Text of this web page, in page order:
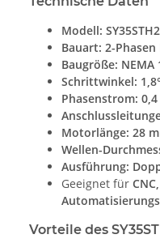
Modell:
Bauart: 2-
Baugröße: NEMA
Schrittwinkel:
Phasenstrom: 0,4
Motorlänge: 28
Wellen-
Ausführung:
Geeignet für
Vorteile des